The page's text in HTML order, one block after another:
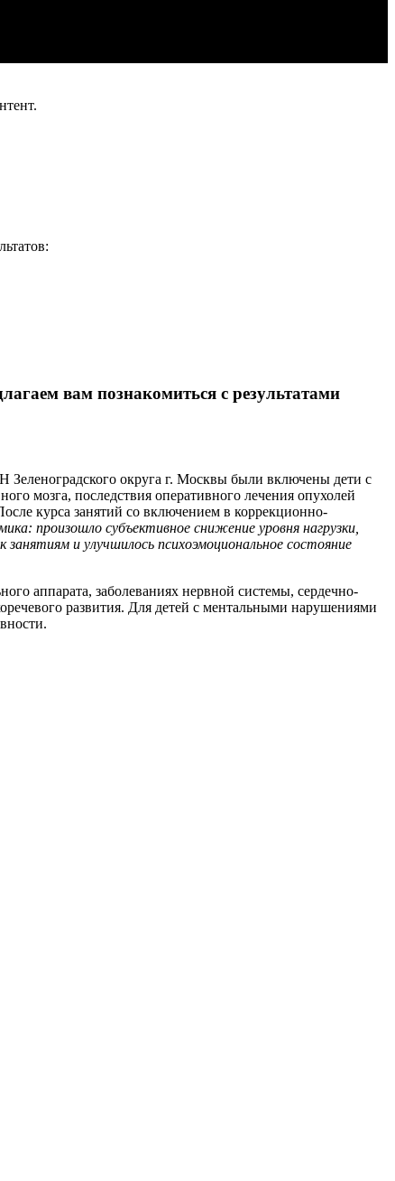
вам познакомиться с результатами
округа г. Москвы были включены дети с
мозга, последствия оперативного лечения опухолей
курса занятий со включением в коррекционно-
произошло субъективное снижение уровня нагрузки,
и улучшилось психоэмоциональное состояние
аппарата, заболеваниях нервной системы, сердечно-
развития. Для детей с ментальными нарушениями